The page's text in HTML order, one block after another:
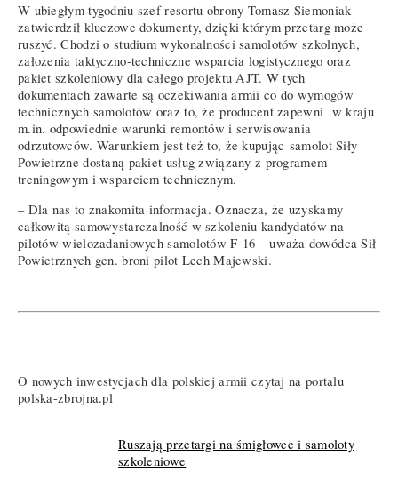
W ubiegłym tygodniu szef resortu obrony Tomasz Siemoniak
zatwierdził kluczowe dokumenty, dzięki którym przetarg może
ruszyć. Chodzi o studium wykonalności samolotów szkolnych,
założenia taktyczno-techniczne wsparcia logistycznego oraz
pakiet szkoleniowy dla całego projektu AJT. W tych
dokumentach zawarte są oczekiwania armii co do wymogów
technicznych samolotów oraz to, że producent zapewni w kraju
m.in. odpowiednie warunki remontów i serwisowania
odrzutowców. Warunkiem jest też to, że kupując samolot Siły
Powietrzne dostaną pakiet usług związany z programem
treningowym i wsparciem technicznym.
– Dla nas to znakomita informacja. Oznacza, że uzyskamy
całkowitą samowystarczalność w szkoleniu kandydatów na
pilotów wielozadaniowych samolotów F-16 – uważa dowódca Sił
Powietrznych gen. broni pilot Lech Majewski.
O nowych inwestycjach dla polskiej armii czytaj na portalu
polska-zbrojna.pl
Ruszają przetargi na śmigłowce i samoloty
szkoleniowe